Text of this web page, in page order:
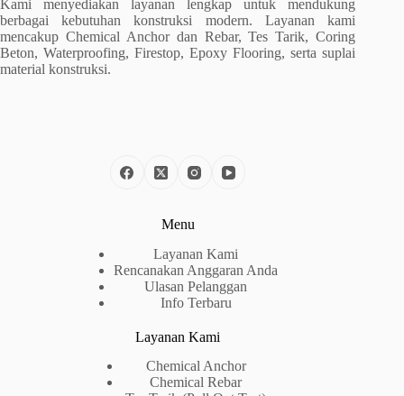
Kami menyediakan layanan lengkap untuk mendukung
berbagai kebutuhan konstruksi modern. Layanan kami
mencakup Chemical Anchor dan Rebar, Tes Tarik, Coring
Beton, Waterproofing, Firestop, Epoxy Flooring, serta suplai
material konstruksi.
Menu
Layanan Kami
Rencanakan Anggaran Anda
Ulasan Pelanggan
Info Terbaru
Layanan Kami
Chemical Anchor
Chemical Rebar